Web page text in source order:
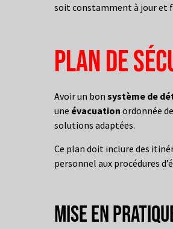
soit constamment à jour et
Plan de
Avoir un bon système de
une évacuation ordonnée
solutions adaptées.
Ce plan doit inclure des
personnel aux procédures
Mise en